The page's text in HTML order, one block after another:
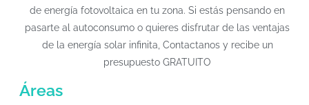
de energía fotovoltaica en tu zona. Si estás pensando en
pasarte al autoconsumo o quieres disfrutar de las ventajas
de la energía solar infinita, Contactanos y recibe un
presupuesto GRATUITO
Áreas